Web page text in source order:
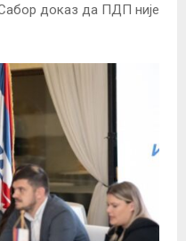
доказ да ПДП није